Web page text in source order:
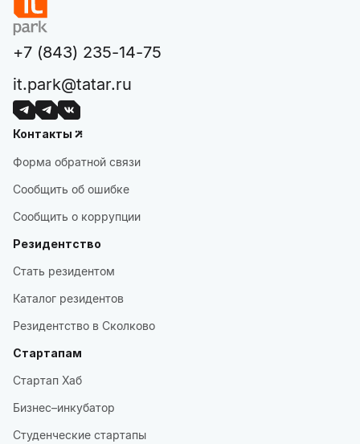
+7 (843) 235-14-75
it.park@tatar.ru
Контакты
Форма обратной связи
Сообщить об ошибке
Сообщить о коррупции
Резидентство
Стать резидентом
Каталог резидентов
Резидентство в Сколково
Стартапам
Стартап Хаб
Бизнес–инкубатор
Студенческие стартапы